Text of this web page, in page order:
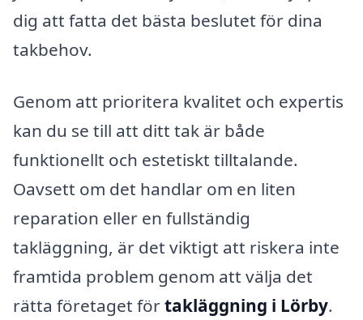
dig att fatta det bästa beslutet för dina
takbehov.
Genom att prioritera kvalitet och expertis
kan du se till att ditt tak är både
funktionellt och estetiskt tilltalande.
Oavsett om det handlar om en liten
reparation eller en fullständig
takläggning, är det viktigt att riskera inte
framtida problem genom att välja det
rätta företaget förtakläggning i Lörby.